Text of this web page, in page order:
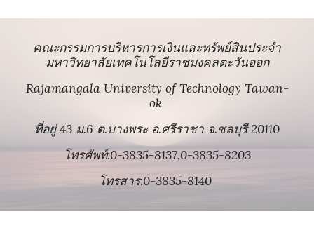
คณะกรรมการบริหารการเงินและทรัพย์สินประจำ
มหาวิทยาลัยเทคโนโลยีราชมงคลตะวันออก
Rajamangala University of Technology Tawan-
ok
ที่อยู่ 43 ม.6 ต.บางพระ อ.ศรีราชา จ.ชลบุรี 20110
โทรศัพท์:0-3835-8137,0-3835-8203
โทรสาร:0-3835-8140